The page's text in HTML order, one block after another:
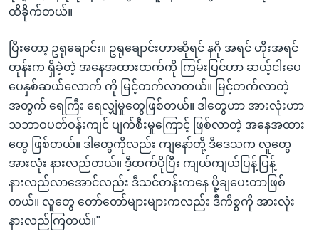
ထိခိုက်တယ်။
ပြီးတော့ ဥရုချောင်း။ ဥရုချောင်းဟာဆိုရင် နဂို အရင် ဟိုးအရင်
တုန်းက ရှိခဲ့တဲ့ အနေအထားထက်ကို ကြမ်းပြင်ဟာ ဆယ့်ငါးပေ
ပေနှစ်ဆယ်လောက် ကို မြင့်တက်လာတယ်။ မြင့်တက်လာတဲ့
အတွက် ရေကြီး ရေလျှံမှုတွေဖြစ်တယ်။ ဒါတွေဟာ အားလုံးဟာ
သဘာဝပတ်ဝန်းကျင် ပျက်စီးမှုကြောင့် ဖြစ်လာတဲ့ အနေအထား
တွေ ဖြစ်တယ်။ ဒါတွေကိုလည်း ကျနော်တို့ ဒီဒေသက လူတွေ
အားလုံး နားလည်တယ်။ ဒီ့ထက်ပိုပြီး ကျယ်ကျယ်ပြန့်ပြန့်
နားလည်လာအောင်လည်း ဒီသင်တန်းကနေ ပို့ချပေးတာဖြစ်
တယ်။ လူတွေ တော်တော်များများကလည်း ဒီကိစ္စကို အားလုံး
နားလည်ကြတယ်။"